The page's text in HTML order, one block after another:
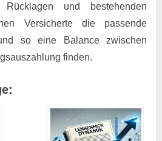
Rücklagen und bestehenden
Versicherte die passende
so eine Balance zwischen
finden.